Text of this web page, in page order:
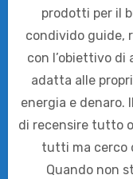
prodotti per il
condivido guide,
con l’obiettivo di
adatta alle
energia e denaro.
di recensire tutto
tutti ma cerco
Quando non